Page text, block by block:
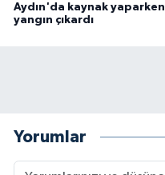
Aydın'da kaynak yaparken
yangın çıkardı
Yorumlar